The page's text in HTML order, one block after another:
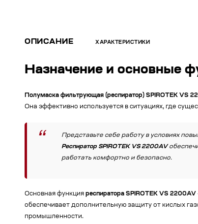
ОПИСАНИЕ ХАРАКТЕРИСТИКИ
Назначение и основные
Полумаска фильтрующая (респиратор) SPIROTEK VS
Она эффективно используется в ситуациях, где
Представьте себе работу в условиях
Респиратор SPIROTEK VS 2200AV
работать комфортно и безопасно.
Основная функция респиратора SPIROTEK VS 2200AV
обеспечивает дополнительную защиту от кислых
промышленности.